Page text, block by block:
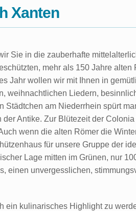
Xanten
Sie in die zauberhafte
mehr als 150 Jahre alten
Jahr wollen wir mit Ihnen in
weihnachtlichen Liedern,
Städtchen am Niederrhein spürt
Antike. Zur Blütezeit der
wenn die alten Römer die
für unsere Gruppe der
Lage mitten im Grünen, nur
einen unvergesslichen,
ein kulinarisches Highlight zu